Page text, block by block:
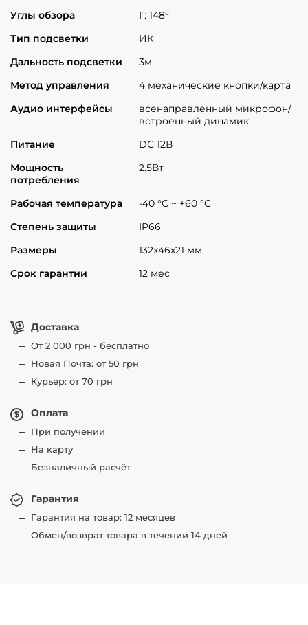
Доставка
От 2 000 грн - бесплатно
Новая Почта: от 50 грн
Курьер: от 70 грн
Оплата
При получении
На карту
Безналичный расчёт
Гарантия
Гарантия на товар: 12 месяцев
Обмен/возврат товара в течении 14 дней
Углы обзора
Г: 148°
Тип подсветки
ИК
Дальность подсветки
3м
Метод управления
4 механические кнопки/карта
Аудио интерфейсы
всенаправленный микрофон/
встроенный динамик
Питание
DC 12В
Мощность
потребления
2.5Вт
Рабочая температура
-40 °C ~ +60 °C
Степень защиты
IP66
Размеры
132х46х21 мм
Срок гарантии
12 мес